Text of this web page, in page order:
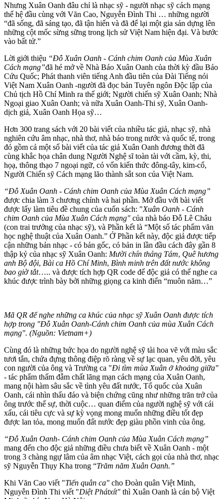
Nhưng Xuân Oanh đâu chỉ là nhạc sỹ - người nhạc sỹ cách mạng
thế hệ đầu cùng với Văn Cao, Nguyễn Đình Thi … những người
“đã sống, đã sáng tạo, đã tận hiến và đã để lại một gia sản dựng lên
những cột mốc sừng sững trong lịch sử Việt Nam hiện đại. Và bước
vào bất tử.”
Lời giới thiệu “Đỗ Xuân Oanh - Cánh chim Oanh của Mùa Xuân
Cách mạng”đã hé mở về Nhà Báo Xuân Oanh của thời kỳ đầu Báo
Cứu Quốc; Phát thanh viên tiếng Anh đầu tiên của Đài Tiếng nói
Việt Nam Xuân Oanh -người đã đọc bản Tuyên ngôn Độc lập của
Chủ tịch Hồ Chí Minh ra thế giới; Người chiến sỹ Xuân Oanh; Nhà
Ngoại giao Xuân Oanh; và nữa Xuân Oanh-Thi sỹ, Xuân Oanh-
dịch giả, Xuân Oanh Họa sỹ…
Hơn 300 trang sách với 20 bài viết của nhiều tác giả, nhạc sỹ, nhà
nghiên cứu âm nhạc, nhà thơ, nhà báo trong nước và quốc tế, trong
đó gồm cả một số bài viết của tác giả Xuân Oanh đương thời đã
cùng khắc họa chân dung Người Nghệ sĩ toàn tài với cầm, kỳ, thi,
họạ, thông thạo 7 ngoại ngữ, có vốn kiến thức đông-tây, kim-cổ,
Người Chiến sỹ Cách mạng lão thành sắt son của Việt Nam.
“Đỗ Xuân Oanh - Cánh chim Oanh của Mùa Xuân Cách mạng”
được chia làm 3 chương chính và hai phần. Mở đầu với bài viết
được lấy làm tiêu đề chung của cuốn sách: "Xuân Oanh - Cánh
chim Oanh của Mùa Xuân Cách mạng" của nhà báo Đỗ Lê Châu
(con trai trưởng của nhạc sỹ), và Phần kết là “Một số tác phẩm văn
học nghệ thuật của Xuân Oanh.” Ở Phần kết này, độc giả được tiếp
cận những bản nhạc - có bản gốc, có bản in lần đầu cách đây gần 8
thập kỷ của nhạc sỹ Xuân Oanh: Mười chín tháng Tám, Quê hương
anh Bộ đội, Bài ca Hồ Chí Minh, Bình minh trên đất nước không
bao giờ tắt….. và được tích hợp QR code để độc giả có thể nghe ca
khúc được trình bày bởi những giọng ca kinh điển “muôn năm…”
Mã QR để nghe những ca khúc của nhạc sỹ Xuân Oanh được tích
hợp trong "Đỗ Xuân Oanh-Cánh chim Oanh của mùa Xuân Cách
mạng". (Nguồn: Vietnam+)
Cùng đó là những bức họa do người nghệ sỹ tài hoa vẽ với màu sắc
tươi tắn, chứa đựng thông điệp rõ ràng về sự lạc quan, yêu đời, yêu
con người của ông và Trường ca "Đi tìm mùa Xuân ở khoảng giữa"
- tác phẩm thấm đẫm chất lãng mạn cách mạng của Xuân Oanh,
mang nội hàm sâu sắc về tình yêu đất nước, Tổ quốc của Xuân
Oanh, cái nhìn thấu đáo và biện chứng cũng như những trăn trở của
ông trước thế sự, thời cuộc… quan điểm của người nghệ sỹ với cái
xấu, cái tiêu cực và sự kỳ vọng mong muốn những điều tốt đẹp
được lan tỏa, mong muốn đất nước đẹp giàu phồn vinh của ông.
“Đỗ Xuân Oanh- Cánh chim Oanh của Mùa Xuân Cách mạng”
mang đến cho độc giả những điều chưa biết về Xuân Oanh - một
trong 3 chàng ngự lâm của âm nhạc Việt, cách gọi của nhà thơ, nhạc
sỹ Nguyễn Thụy Kha trong “Trăm năm Xuân Oanh.”
Khi Văn Cao viết "Tiến quân ca" cho Đoàn quân Việt Minh,
Nguyễn Đình Thi viết "Diệt Phátxít" thì Xuân Oanh là cán bộ Việt